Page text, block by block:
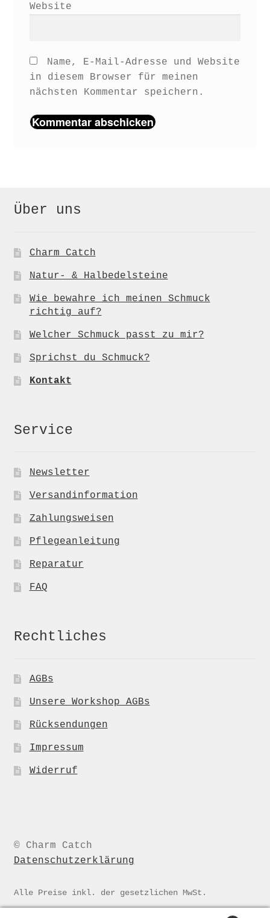
Website
Name, E-Mail-Adresse und Website
in diesem Browser für meinen
nächsten Kommentar speichern.
Über uns
Charm Catch
Natur- & Halbedelsteine
Wie bewahre ich meinen Schmuck
richtig auf?
Welcher Schmuck passt zu mir?
Sprichst du Schmuck?
Kontakt
Service
Newsletter
Versandinformation
Zahlungsweisen
Pflegeanleitung
Reparatur
FAQ
Rechtliches
AGBs
Unsere Workshop AGBs
Rücksendungen
Impressum
Widerruf
© Charm Catch
Datenschutzerklärung
Alle Preise inkl. der gesetzlichen MwSt.